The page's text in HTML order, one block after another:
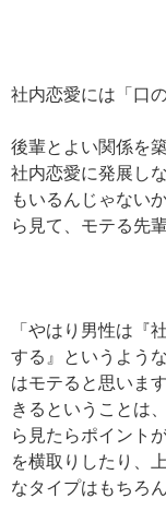
社内恋愛には「口
後輩とよい関係を
社内恋愛に発展し
もいるんじゃない
ら見て、モテる先
「やはり男性は『
する』というよう
はモテると思いま
きるということは
ら見たらポイント
を横取りしたり、
なタイプはもちろ